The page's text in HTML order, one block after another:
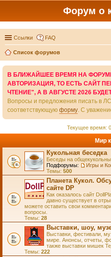
Форум о
Ссылки FAQ
Список форумов
В БЛИЖАЙШЕЕ ВРЕМЯ НА
АВТОРИЗАЦИЯ, ТО ЕСТЬ САЙТ
ЧТЕНИЕ", А В АВГУСТЕ 2026
Вопросы и предложения писать в
соответствующую форму. С
Текущее время:
Мир
Кукольная беседка
Беседы на
Подфорумы:
Игры и
Темы: 500
Планета Кукол.
сайте DP
Как оказалось сайт
давно существует в
можете оставить свои
вопросы.
Темы: 28
Выставки, шоу,
Выставки, фестивали,
мире. Анонсы, отчеты,
также выставки мишек
Темы: 222